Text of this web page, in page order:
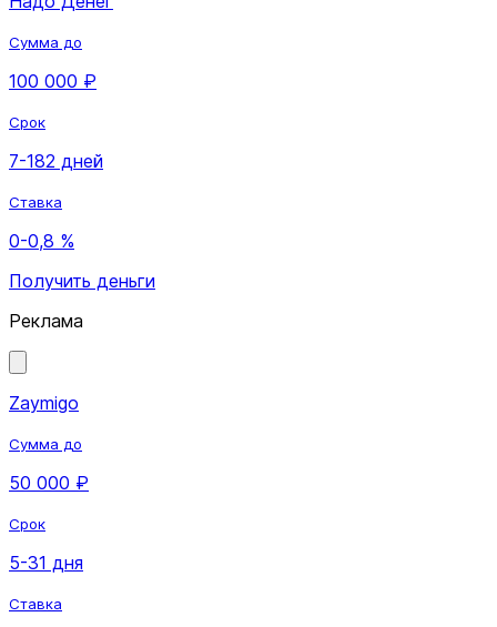
Сумма до
100 000 ₽
Срок
7-182 дней
Ставка
0-0,8 %
Получить деньги
Реклама
Zaymigo
Сумма до
50 000 ₽
Срок
5-31 дня
Ставка